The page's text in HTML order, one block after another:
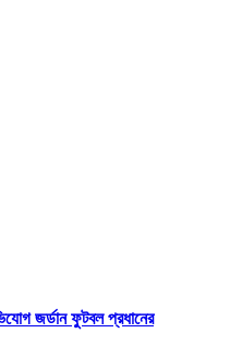
জর্ডান ফুটবল প্রধানের